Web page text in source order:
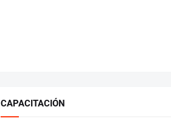
CAPACITACIÓN